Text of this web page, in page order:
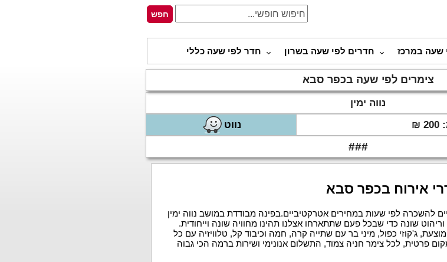
שעה במרכז חדרים לפי שעה בשרון חדר לפי שעה כללי
צימרים לפי שעה בכפר סבא
נווה ימין
₪
נווט
###
אירוח בכפר סבא
להשכרה לפי שעות במחירים אטרקטיביים.בפינה מבודדת במושב נווה ימין
שונה כדי שבכל פעם שתתארחו אצלנו תהינו מחוויה שונה וייחודית.
ג'קוזי כפול, מיני בר עם שתייה קרה, חמה וכיבוד קל, טלוויזיה עם כל
פרטית, לכל צימר חניה צמוד, התשלום אנונימי ושירות ברמה הכי גבוה